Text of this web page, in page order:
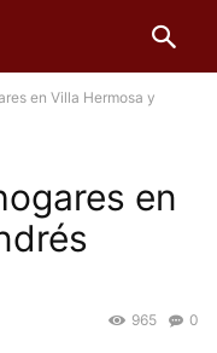
en Villa Hermosa y
en
0
965